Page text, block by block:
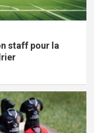
staff pour la